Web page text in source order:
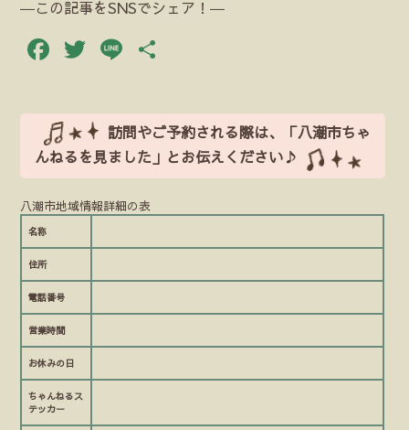
―この記事をSNSでシェア！―
Facebook
Twitter
Line
訪問やご予約される際は、「八潮市ちゃ
んねるを見ました」とお伝えください♪
八潮市地域情報詳細の表
名称
住所
電話番号
営業時間
お休みの日
ちゃんねるス
テッカー